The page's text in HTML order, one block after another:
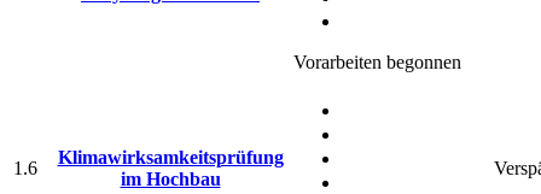
Vorarbeiten begonnen
1.6
Klimawirksamkeitsprüfung
im Hochbau